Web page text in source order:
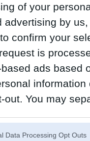
of your
advertising by
confirm your
is
ads based
out. You may
Data Processing Opt Outs